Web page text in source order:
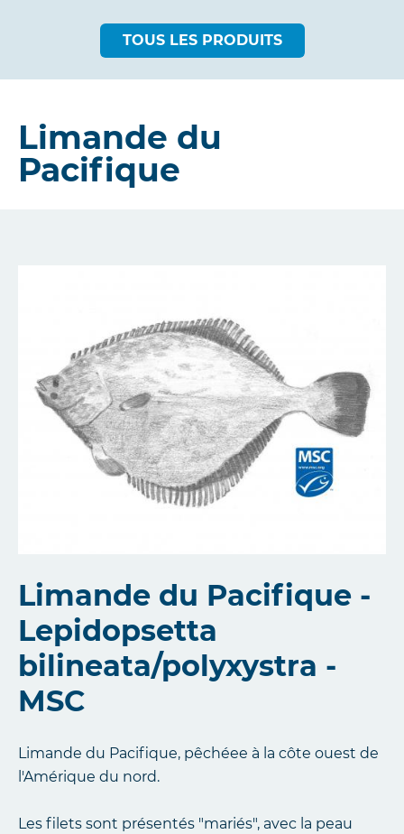
TOUS LES PRODUITS
Limande du
Pacifique
Limande du Pacifique -
Lepidopsetta
bilineata/polyxystra -
MSC
Limande du Pacifique, pêchéee à la côte ouest de
l'Amérique du nord.
Les filets sont présentés "mariés", avec la peau